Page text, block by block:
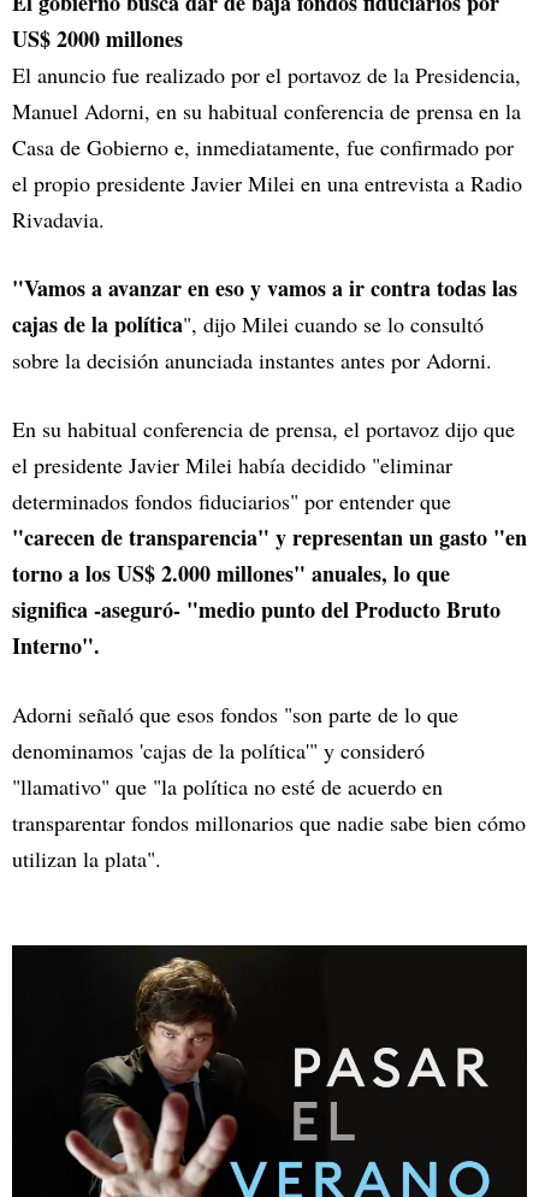
US$ 2000 millones
El anuncio fue realizado por el portavoz de la Presidencia,
Manuel Adorni, en su habitual conferencia de prensa en la
Casa de Gobierno e, inmediatamente, fue confirmado por
el propio presidente Javier Milei en una entrevista a Radio
Rivadavia.
"Vamos a avanzar en eso y vamos a ir contra todas las
cajas de la política", dijo Milei cuando se lo consultó
sobre la decisión anunciada instantes antes por Adorni.
En su habitual conferencia de prensa, el portavoz dijo que
el presidente Javier Milei había decidido "eliminar
determinados fondos fiduciarios" por entender que
"carecen de transparencia" y representan un gasto "en
torno a los US$ 2.000 millones" anuales, lo que
significa -aseguró- "medio punto del Producto Bruto
Interno".
Adorni señaló que esos fondos "son parte de lo que
denominamos 'cajas de la política'" y consideró
"llamativo" que "la política no esté de acuerdo en
transparentar fondos millonarios que nadie sabe bien cómo
utilizan la plata".